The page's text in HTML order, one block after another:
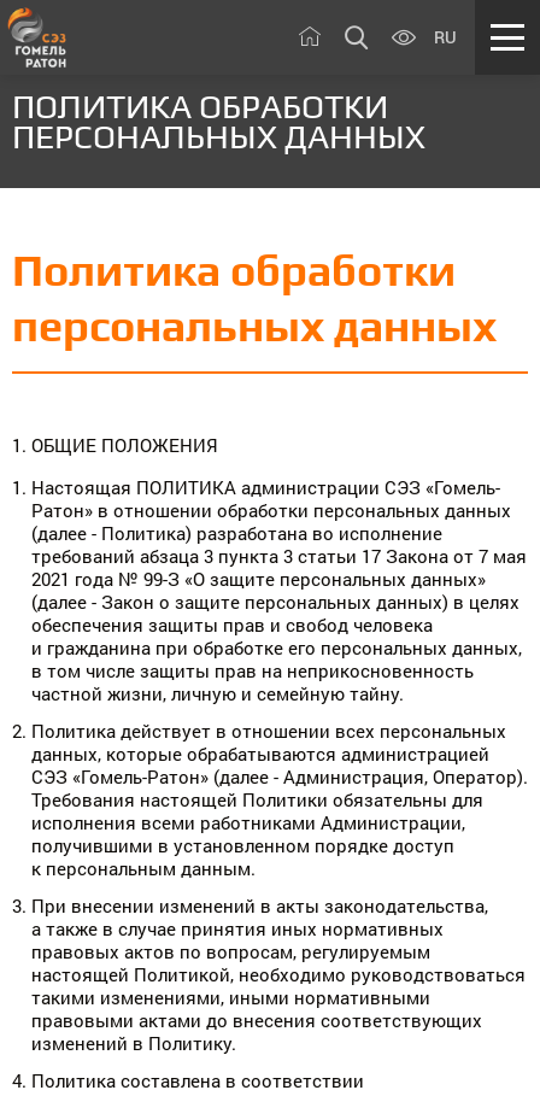
RU
ПОЛИТИКА ОБРАБОТКИ
ПЕРСОНАЛЬНЫХ ДАННЫХ
Политика обработки
персональных данных
ОБЩИЕ ПОЛОЖЕНИЯ
Настоящая ПОЛИТИКА администрации СЭЗ «Гомель-
Ратон» в отношении обработки персональных данных
(далее - Политика) разработана во исполнение
требований абзаца 3 пункта 3 статьи 17 Закона от 7 мая
2021 года № 99-З «О защите персональных данных»
(далее - Закон о защите персональных данных) в целях
обеспечения защиты прав и свобод человека
и гражданина при обработке его персональных данных,
в том числе защиты прав на неприкосновенность
частной жизни, личную и семейную тайну.
Политика действует в отношении всех персональных
данных, которые обрабатываются администрацией
СЭЗ «Гомель-Ратон» (далее - Администрация, Оператор).
Требования настоящей Политики обязательны для
исполнения всеми работниками Администрации,
получившими в установленном порядке доступ
к персональным данным.
При внесении изменений в акты законодательства,
а также в случае принятия иных нормативных
правовых актов по вопросам, регулируемым
настоящей Политикой, необходимо руководствоваться
такими изменениями, иными нормативными
правовыми актами до внесения соответствующих
изменений в Политику.
Политика составлена в соответствии